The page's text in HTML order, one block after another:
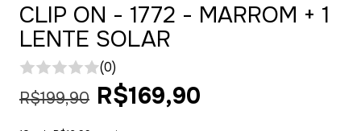
CLIP ON - 1772 - MARROM + 1
LENTE SOLAR
(0)
R$199,90 R$169,90